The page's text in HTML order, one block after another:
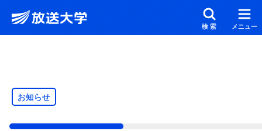
メインコンテンツにスキップ
検索 メニュー
お知らせ